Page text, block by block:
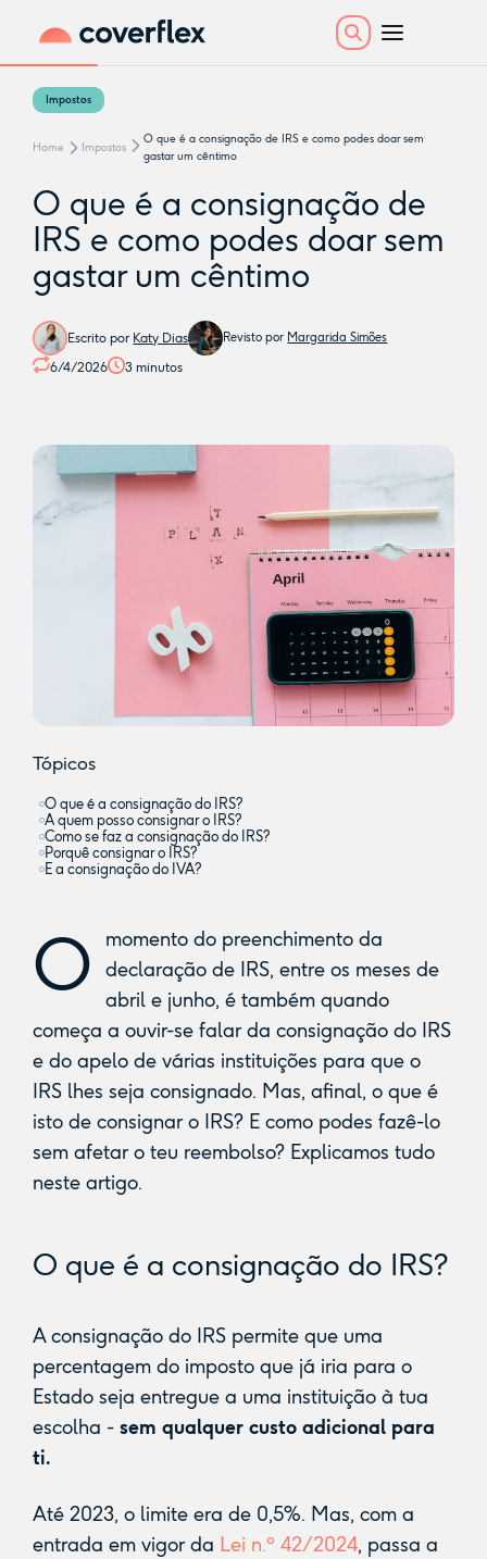
Impostos
Home Impostos
O que é a consignação de IRS e como podes doar sem
gastar um cêntimo
O que é a consignação de
IRS e como podes doar sem
gastar um cêntimo
Escrito por Katy Dias Revisto por Margarida Simões
6/4/2026 3 minutos
Tópicos
O que é a consignação do IRS?‍
A quem posso consignar o IRS?
Como se faz a consignação do IRS?
Porquê consignar o IRS?
E a consignação do IVA?
O
momento do preenchimento da
declaração de IRS, entre os meses de
abril e junho, é também quando
começa a ouvir-se falar da consignação do IRS
e do apelo de várias instituições para que o
IRS lhes seja consignado. Mas, afinal, o que é
isto de consignar o IRS? E como podes fazê-lo
sem afetar o teu reembolso? Explicamos tudo
neste artigo.
O que é a consignação do IRS?
A consignação do IRS permite que uma
percentagem do imposto que já iria para o
Estado seja entregue a uma instituição à tua
escolha - sem qualquer custo adicional para
ti.
Até 2023, o limite era de 0,5%. Mas, com a
entrada em vigor da Lei n.º 42/2024, passa a